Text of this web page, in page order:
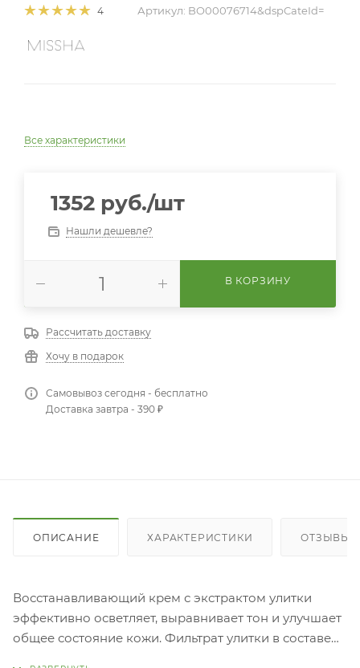
4 Артикул: BO00076714&dspCateId=
Все характеристики
1352 руб./шт
Нашли дешевле?
В КОРЗИНУ
Рассчитать доставку
Хочу в подарок
Самовывоз сегодня - бесплатно
Доставка завтра - 390 ₽
ОПИСАНИЕ ХАРАКТЕРИСТИКИ ОТЗЫВЫ
Восстанавливающий крем с экстрактом улитки
эффективно осветляет, выравнивает тон и улучшает
общее состояние кожи. Фильтрат улитки в составе